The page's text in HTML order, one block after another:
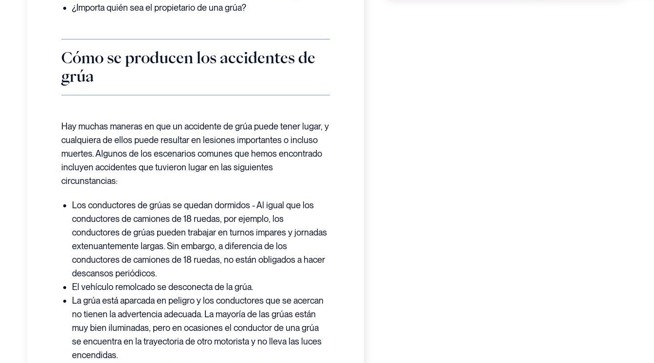
¿Importa quién sea el propietario de una grúa?
Cómo se producen los accidentes de
grúa
Hay muchas maneras en que un accidente de grúa puede tener lugar, y
cualquiera de ellos puede resultar en lesiones importantes o incluso
muertes. Algunos de los escenarios comunes que hemos encontrado
incluyen accidentes que tuvieron lugar en las siguientes
circunstancias:
Los conductores de grúas se quedan dormidos - Al igual que los
conductores de camiones de 18 ruedas, por ejemplo, los
conductores de grúas pueden trabajar en turnos impares y jornadas
extenuantemente largas. Sin embargo, a diferencia de los
conductores de camiones de 18 ruedas, no están obligados a hacer
descansos periódicos.
El vehículo remolcado se desconecta de la grúa.
La grúa está aparcada en peligro y los conductores que se acercan
no tienen la advertencia adecuada. La mayoría de las grúas están
muy bien iluminadas, pero en ocasiones el conductor de una grúa
se encuentra en la trayectoria de otro motorista y no lleva las luces
encendidas.